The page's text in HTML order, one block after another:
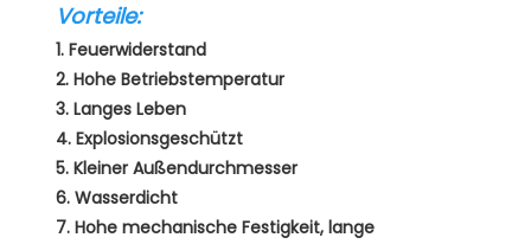
Vorteile:
1. Feuerwiderstand
2. Hohe Betriebstemperatur
3. Langes Leben
4. Explosionsgeschützt
5. Kleiner Außendurchmesser
6. Wasserdicht
7. Hohe mechanische Festigkeit, lange